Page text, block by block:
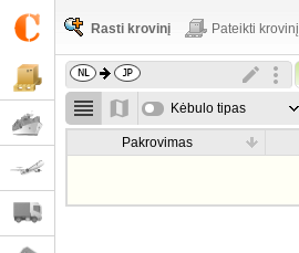
Rasti krovinį Pateikti krovinį
Kėbulo tipas
Pakrovimas